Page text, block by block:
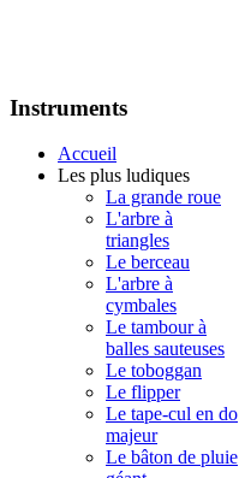
Instruments
Accueil
Les plus ludiques
La grande roue
L'arbre à
triangles
Le berceau
L'arbre à
cymbales
Le tambour à
balles sauteuses
Le toboggan
Le flipper
Le tape-cul en do
majeur
Le bâton de pluie